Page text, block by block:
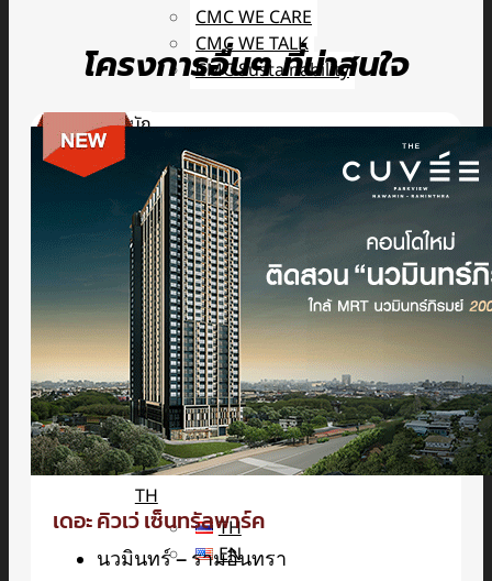
CMC WE CARE
CMC WE TALK
CMC Sustainability
นัก
สัมพันธ์
ติดต่อ
เรา
รับสมัคร The Adviser
แบบคำร้องขอใช้สิทธิของเจ้าของ
ข้อมูลส่วนบุคคล
หนังสือให้ความยินยอมในการเปิด
เผยข้อมูลส่วนบุคคล
นโยบายความเป็นส่วนตัว
TH
TH
EN
โครงการอื่นๆ ที่น่าสนใจ
เดอะ คิวเว่ เซ็นทรัลพาร์ค
นวมินทร์ – รามอินทรา